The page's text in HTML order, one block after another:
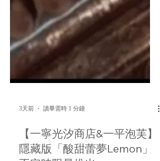
3天前 讀畢需時 1 分鐘
【一寧光汐商店&一平泡芙】